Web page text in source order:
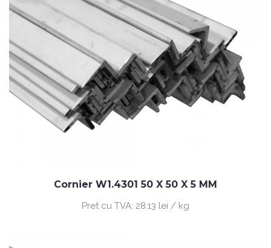
Cornier W1.4301 50 X 50 X 5 MM
Pret cu TVA: 28.13 lei / kg